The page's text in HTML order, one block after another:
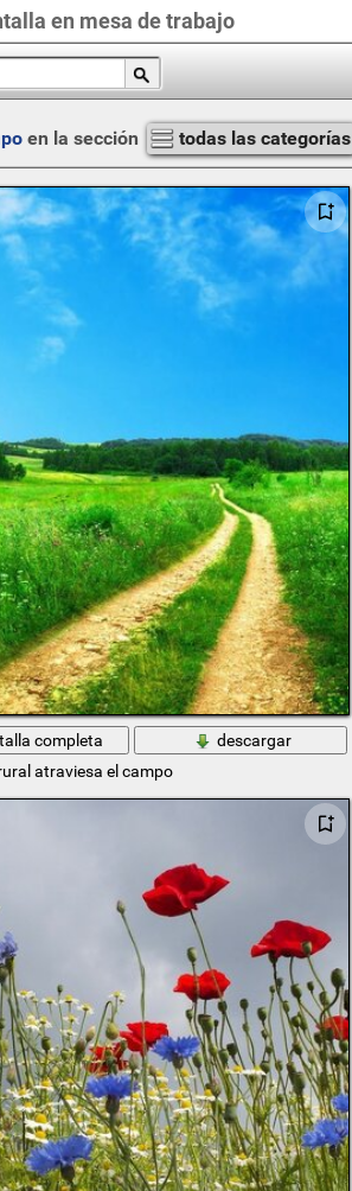
en mesa de trabajo
en la sección todas las categorías
completa
descargar
atraviesa el campo